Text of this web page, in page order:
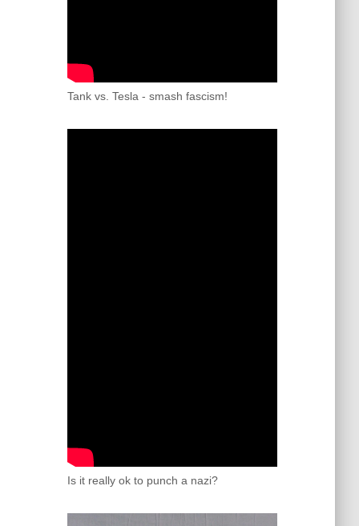
Tank vs. Tesla - smash fascism!
Is it really ok to punch a nazi?